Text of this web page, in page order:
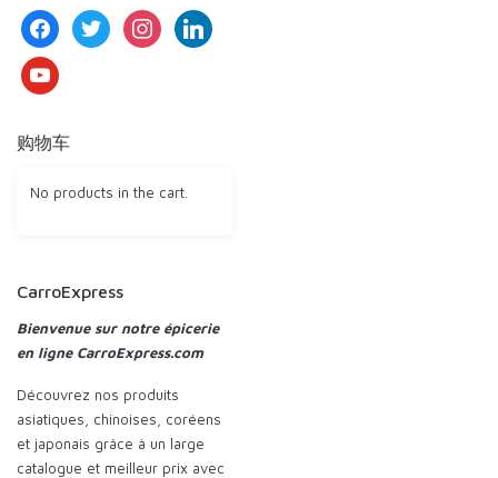
facebooktwitter instagramlinkedin
youtube
购物车
No products in the cart.
CarroExpress
Bienvenue sur notre épicerie
en ligne CarroExpress.com
Découvrez nos produits
asiatiques, chinoises, coréens
et japonais grâce à un large
catalogue et meilleur prix avec